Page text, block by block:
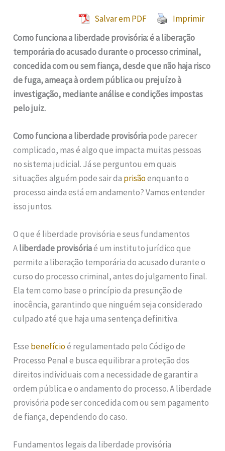
Salvar em PDF
Imprimir
Como funciona a liberdade provisória: é a liberação
temporária do acusado durante o processo criminal,
concedida com ou sem fiança, desde que não haja risco
de fuga, ameaça à ordem pública ou prejuízo à
investigação, mediante análise e condições impostas
pelo juiz.
Como funciona a liberdade provisóriapode parecer
complicado, mas é algo que impacta muitas pessoas
no sistema judicial. Já se perguntou em quais
situações alguém pode sair da prisãoenquanto o
processo ainda está em andamento? Vamos entender
isso juntos.
O que é liberdade provisória e seus fundamentos
Aliberdade provisóriaé um instituto jurídico que
permite a liberação temporária do acusado durante o
curso do processo criminal, antes do julgamento final.
Ela tem como base o princípio da presunção de
inocência, garantindo que ninguém seja considerado
culpado até que haja uma sentença definitiva.
Esse benefícioé regulamentado pelo Código de
Processo Penal e busca equilibrar a proteção dos
direitos individuais com a necessidade de garantir a
ordem pública e o andamento do processo. A liberdade
provisória pode ser concedida com ou sem pagamento
de fiança, dependendo do caso.
Fundamentos legais da liberdade provisória